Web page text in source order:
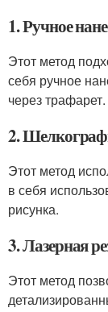
1. Ручное
Этот метод
себя ручное
через трафарет.
2.
Этот метод
в себя
рисунка.
3. Лазерная
Этот метод